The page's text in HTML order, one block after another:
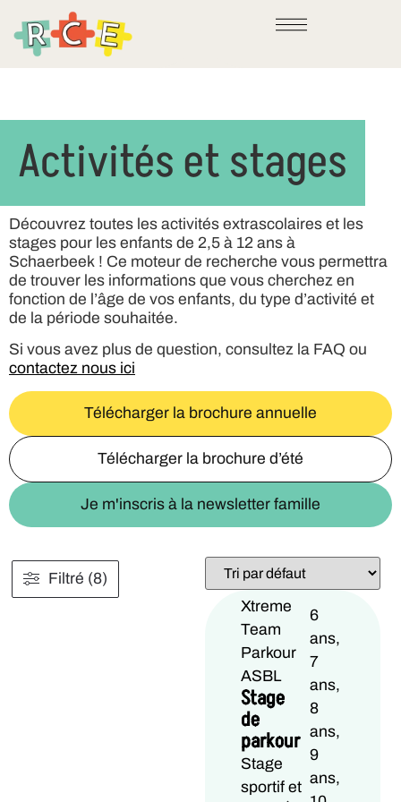
Activités et stages
Découvrez toutes les activités extrascolaires et les
stages pour les enfants de 2,5 à 12 ans à
Schaerbeek ! Ce moteur de recherche vous permettra
de trouver les informations que vous cherchez en
fonction de l’âge de vos enfants, du type d’activité et
de la période souhaitée.
Si vous avez plus de question, consultez la FAQ ou
contactez nous ici
Télécharger la brochure annuelle
Télécharger la brochure d’été
Je m'inscris à la newsletter famille
Filtré (8)
Xtreme
Team
Parkour
ASBL
Stage
de
parkour
Stage
sportif et
6
ans,
7
ans,
8
ans,
9
ans,